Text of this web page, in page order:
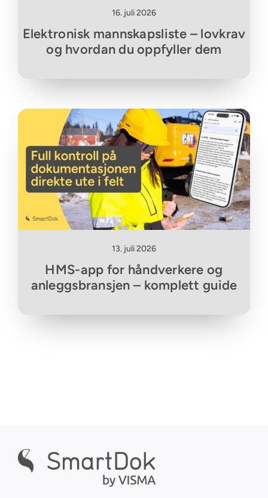
16. juli 2026
Elektronisk mannskapsliste – lovkrav
og hvordan du oppfyller dem
13. juli 2026
HMS-app for håndverkere og
anleggsbransjen – komplett guide